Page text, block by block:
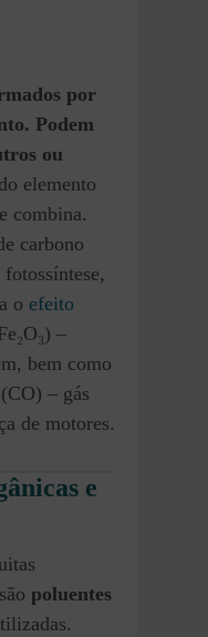
por
Podem
ou
elemento
combina.
carbono
o efeito
–
bem como
– gás
de motores.
e
poluentes